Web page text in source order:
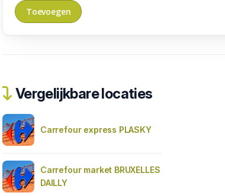
Vergelijkbare locaties
Carrefour express PLASKY
Carrefour market BRUXELLES
DAILLY